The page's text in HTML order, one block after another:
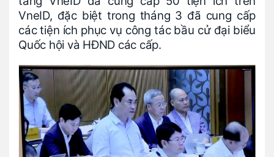
VneID, đặc biệt trong tháng 3 đã cung cấp
các tiện ích phục vụ công tác bầu cử đại biểu
Quốc hội và HĐND các cấp.